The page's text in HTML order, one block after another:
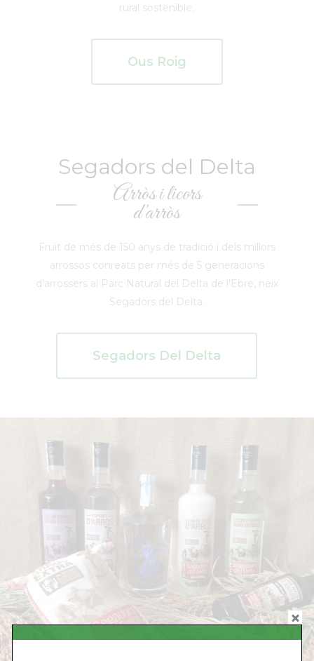
rural sostenible.
Ous Roig
Segadors del Delta
Arròs i licors
d'arròs
Fruit de més de 150 anys de tradició i dels millors
arrossos conreats per més de 5 generacions
d’arrossers al Parc Natural del Delta de l’Ebre, neix
Segadors del Delta.
Segadors Del Delta